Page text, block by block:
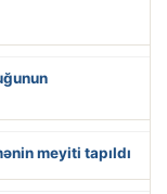
meyiti tapıldı